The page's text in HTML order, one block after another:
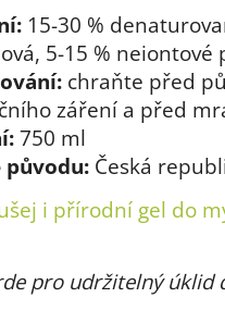
15-30 %
5-15 % neiontové
chraňte před
záření a před
750 ml
původu: Česká
i přírodní gel do
pro udržitelný úklid